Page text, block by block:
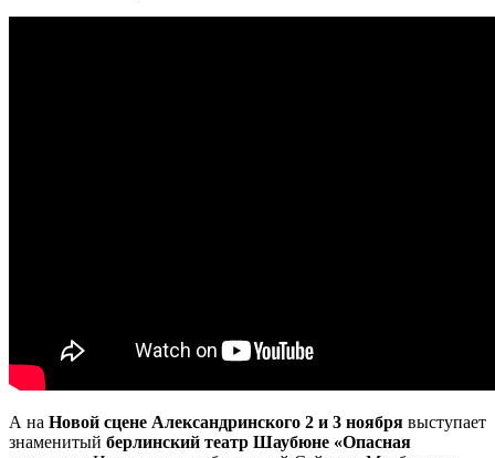
А на Новой сцене Александринского 2 и 3 ноября выступает
знаменитый берлинский театр Шаубюне «Опасная